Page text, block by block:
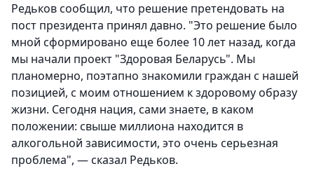
Редьков сообщил, что решение претендовать на
пост президента принял давно. "Это решение было
мной сформировано еще более 10 лет назад, когда
мы начали проект "Здоровая Беларусь". Мы
планомерно, поэтапно знакомили граждан с нашей
позицией, с моим отношением к здоровому образу
жизни. Сегодня нация, сами знаете, в каком
положении: свыше миллиона находится в
алкогольной зависимости, это очень серьезная
проблема", — сказал Редьков.